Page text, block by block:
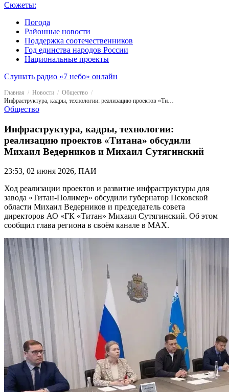
Сюжеты:
Погода
Районные новости
Поддержка соотечественников
Год единства народов России
Национальные проекты
Слушать радио «7 небо» онлайн
Главная Новости
Общество
Инфраструктура, кадры, технологии: реализацию проектов «Титана» обсудили Михаил Ведерников и Михаил Сутягинский
Общество
Инфраструктура, кадры, технологии:
реализацию проектов «Титана» обсудили
Михаил Ведерников и Михаил Сутягинский
23:53, 02 июня 2026, ПАИ
Ход реализации проектов и развитие инфраструктуры для
завода «Титан-Полимер» обсудили губернатор Псковской
области Михаил Ведерников и председатель совета
директоров АО «ГК «Титан» Михаил Сутягинский. Об этом
сообщил глава региона в своём канале в MAX.